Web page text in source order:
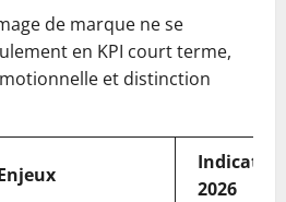
de marque ne se
en KPI court terme,
et distinction
2026